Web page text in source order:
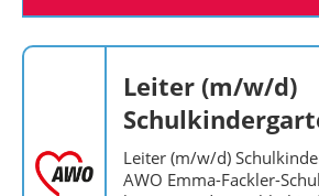
Leiter (m/w/d)
Leiter (m/w/d)
AWO Emma-Fackler-